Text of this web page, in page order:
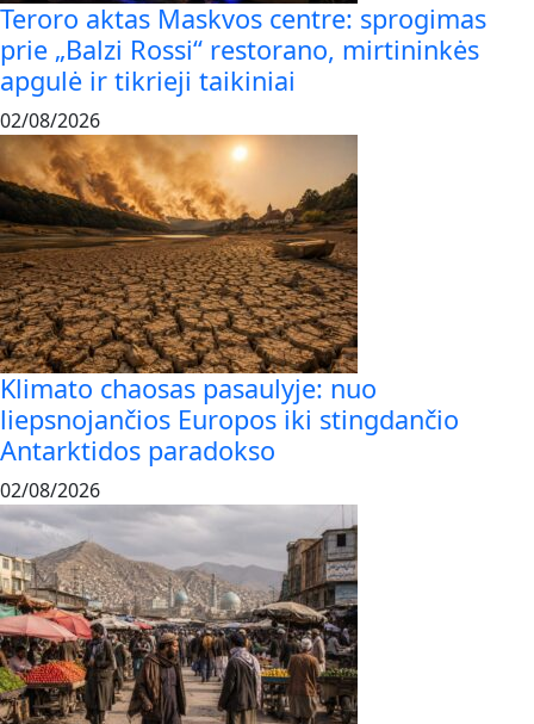
Teroro aktas Maskvos centre: sprogimas
prie „Balzi Rossi“ restorano, mirtininkės
apgulė ir tikrieji taikiniai
02/08/2026
Klimato chaosas pasaulyje: nuo
liepsnojančios Europos iki stingdančio
Antarktidos paradokso
02/08/2026